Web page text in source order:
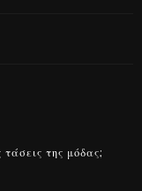
της μόδας;